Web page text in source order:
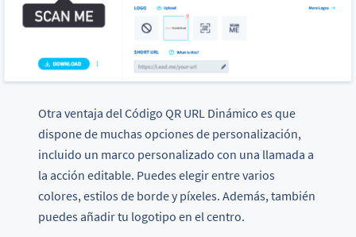
Otra ventaja del Código QR URL Dinámico es que
dispone de muchas opciones de personalización,
incluido un marco personalizado con una llamada a
la acción editable. Puedes elegir entre varios
colores, estilos de borde y píxeles. Además, también
puedes añadir tu logotipo en el centro.